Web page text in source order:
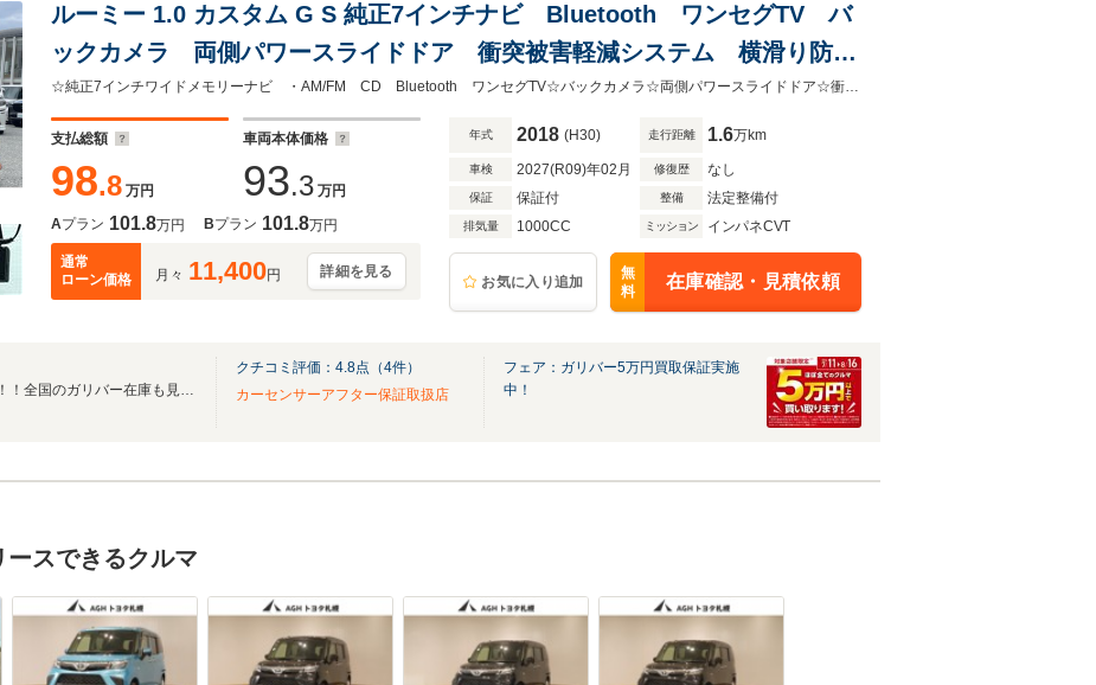
ルーミー 1.0 カスタム G S 純正7インチナビ Bluetooth ワンセグTV バ
ックカメラ 両側パワースライドドア 衝突被害軽減システム 横滑り防止
機能 レーンキープアシスト ドラレコ シートヒーター スペアキー
保 取
☆純正7インチワイドメモリーナビ ・AM/FM CD Bluetooth ワンセグTV☆バックカメラ☆両側パワースライドドア☆衝突被害軽減システム☆ABS☆横滑り防止機能☆レーンキープアシスト
支払総額
98.8 万円
車両本体価格
93.3 万円
Aプラン 101.8万円 Bプラン 101.8万円
通常
ローン価格
月々 11,400円 詳細を見る
年式 2018 (H30) 走行距離 1.6万km
車検 2027(R09)年02月 修復歴 なし
保証 保証付 整備 法定整備付
排気量 1000CC ミッション インパネCVT
お気に入り追加
無
料
在庫確認・見積依頼
無料電話は24時間ご案内！！全国のガリバー在庫も見たい方は一括照会が可能です！
クチコミ評価： 4.8点（4件）
カーセンサーアフター保証取扱店
フェア：ガリバー5万円買取保証実施
中！
スできるクルマ